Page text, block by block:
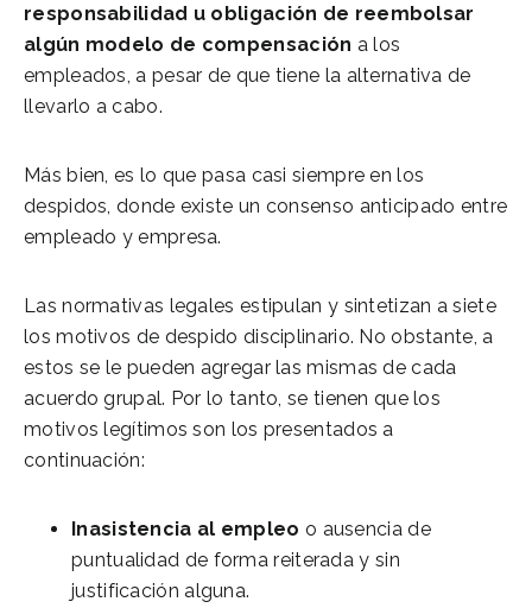
responsabilidad u obligación de reembolsar
algún modelo de compensación a los
empleados, a pesar de que tiene la alternativa de
llevarlo a cabo.
Más bien, es lo que pasa casi siempre en los
despidos, donde existe un consenso anticipado entre
empleado y empresa.
Las normativas legales estipulan y sintetizan a siete
los motivos de despido disciplinario. No obstante, a
estos se le pueden agregar las mismas de cada
acuerdo grupal. Por lo tanto, se tienen que los
motivos legítimos son los presentados a
continuación:
Inasistencia al empleo o ausencia de
puntualidad de forma reiterada y sin
justificación alguna.